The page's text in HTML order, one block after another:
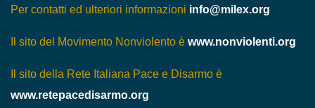
Per contatti ed ulteriori informazioni info@milex.org
Il sito del Movimento Nonviolento è www.nonviolenti.org
Il sito della Rete Italiana Pace e Disarmo è
www.retepacedisarmo.org